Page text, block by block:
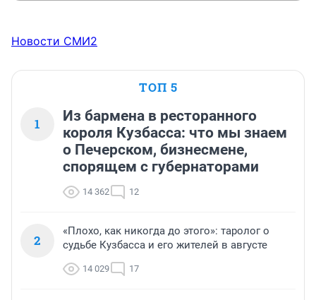
Новости СМИ2
ТОП 5
1
Из бармена в ресторанного
короля Кузбасса: что мы знаем
о Печерском, бизнесмене,
спорящем с губернаторами
14 362 12
2
«Плохо, как никогда до этого»: таролог о
судьбе Кузбасса и его жителей в августе
14 029 17